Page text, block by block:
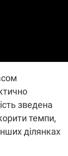
зведена
темпи,
ділянках